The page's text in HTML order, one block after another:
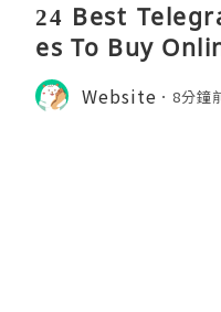
24 Best
es To Buy
Website 8分鐘